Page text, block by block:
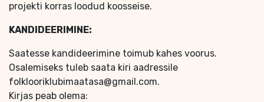
projekti korras loodud koosseise.
KANDIDEERIMINE:
Saatesse kandideerimine toimub kahes voorus.
Osalemiseks tuleb saata kiri aadressile
folklooriklubimaatasa@gmail.com.
Kirjas peab olema: